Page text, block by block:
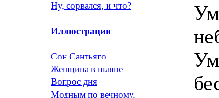
Ну, сорвался, и что?
Иллюстрации
Сон Сантьяго
Женщина в шляпе
Вопрос дня
Модным по вечному.